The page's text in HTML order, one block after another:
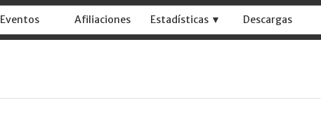
Eventos Afiliaciones Estadísticas ▼ Descargas